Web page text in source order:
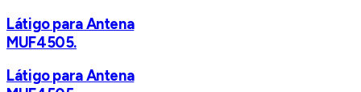
Látigo para Antena
MUF4505.
Látigo para Antena